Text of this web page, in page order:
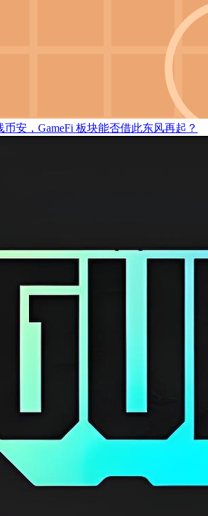
安，GameFi 板块能否借此东风再起？